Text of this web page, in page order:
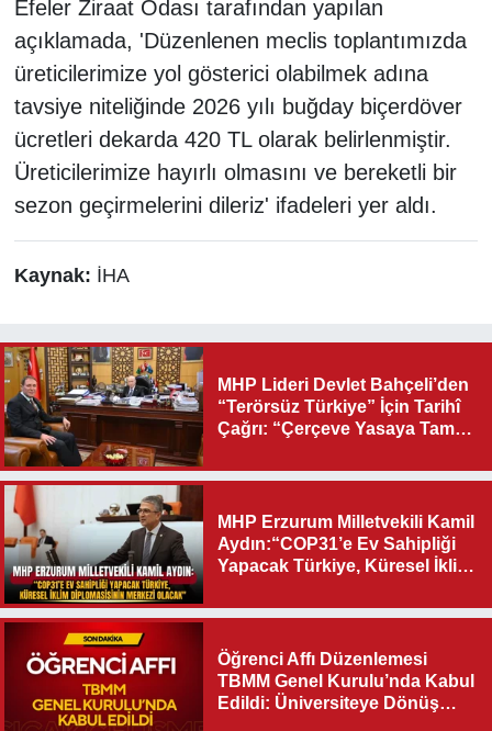
Efeler Ziraat Odası tarafından yapılan
açıklamada, 'Düzenlenen meclis toplantımızda
üreticilerimize yol gösterici olabilmek adına
tavsiye niteliğinde 2026 yılı buğday biçerdöver
ücretleri dekarda 420 TL olarak belirlenmiştir.
Üreticilerimize hayırlı olmasını ve bereketli bir
sezon geçirmelerini dileriz' ifadeleri yer aldı.
Kaynak: İHA
MHP Lideri Devlet Bahçeli’den
“Terörsüz Türkiye” İçin Tarihî
Çağrı: “Çerçeve Yasaya Tam
MHP Erzurum Milletvekili Kamil
Aydın:“COP31’e Ev Sahipliği
Yapacak Türkiye, Küresel İklim
Olacak"
Öğrenci Affı Düzenlemesi
TBMM Genel Kurulu’nda Kabul
Edildi: Üniversiteye Dönüş